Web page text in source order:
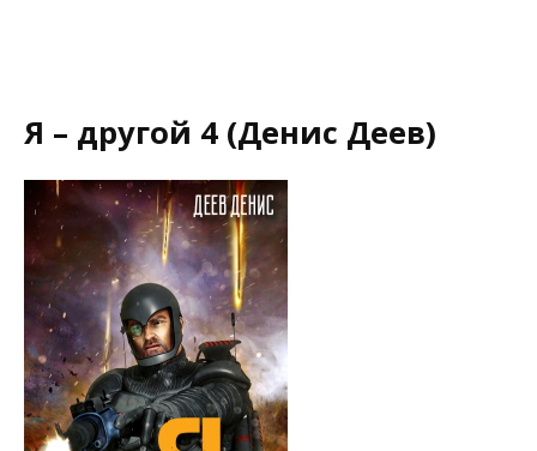
Я – другой 4 (Денис Деев)